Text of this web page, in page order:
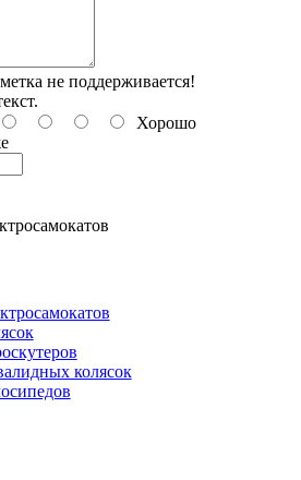
не поддерживается!
Хорошо
колясок